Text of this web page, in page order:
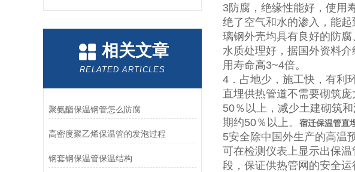
相关文章
RELATED ARTICLES
聚氨酯保温钢管怎么防腐
高密度聚乙烯保温管的发泡过程
钢套钢保温管保温结构
3防腐，绝缘性能好，使用
绝了空气和水的渗入，能
璃钢外壳均具有良好的防
水质处理好，据国外资料
用寿命高3~4倍。
4．占地少，施工快，有利
直埋供热管道不需要砌筑
50％以上，减少土建砌筑
期约50％以上。
宿迁保温管直
5安全除中国外生产的高温
可在检测仪表上显示出保
段，保证供热管网的安全